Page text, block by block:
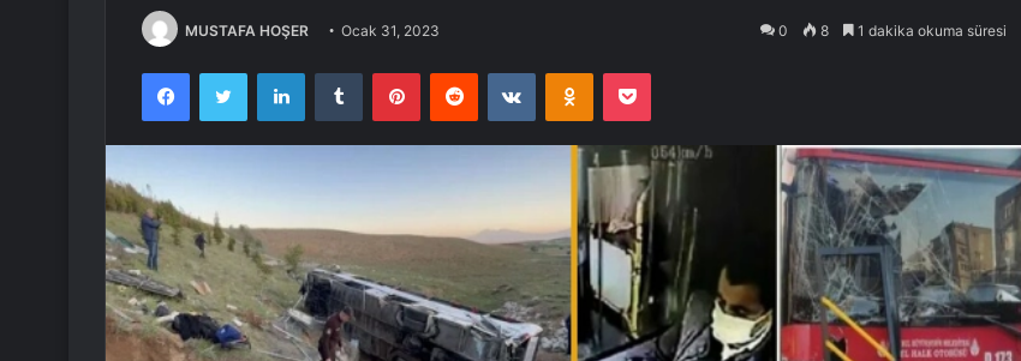
MUSTAFA HOŞER Ocak 31, 2023 0 8 1 dakika okuma süresi
FacebookTwitter LinkedInTumblr PinterestReddit VKontakteOdnoklassniki
Pocket